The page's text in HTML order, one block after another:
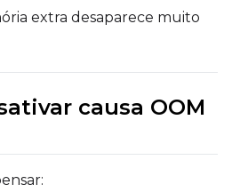
extra desaparece muito
causa OOM